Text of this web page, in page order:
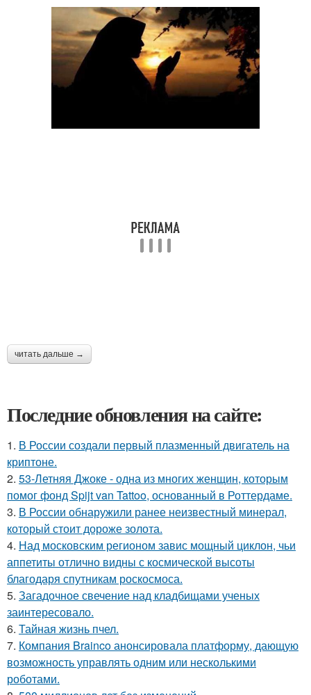
читать дальше →
Последние обновления на сайте:
1. В России создали первый плазменный двигатель на
криптоне.
2. 53-Летняя Джоке - одна из многих женщин, которым
помог фонд Spijt van Tattoo, основанный в Роттердаме.
3. В России обнаружили ранее неизвестный минерал,
который стоит дороже золота.
4. Над московским регионом завис мощный циклон, чьи
аппетиты отлично видны с космической высоты
благодаря спутникам роскосмоса.
5. Загадочное свечение над кладбищами ученых
заинтересовало.
6. Тайная жизнь пчел.
7. Компания Brainco анонсировала платформу, дающую
возможность управлять одним или несколькими
роботами.